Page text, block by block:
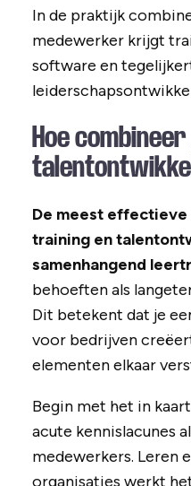
In de praktijk
medewerker krijgt
software en
Hoe
De meest
training en
samenhangend
behoeften als
Dit betekent dat je
voor bedrijven
elementen elkaar
Begin met het in
acute kennislacunes
medewerkers. Leren
organisaties werkt